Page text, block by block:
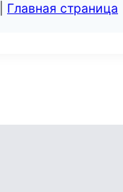
Главная страница